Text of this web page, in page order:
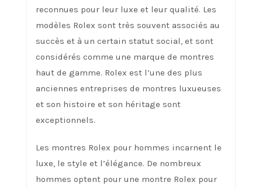
reconnues pour leur luxe et leur qualité. Les
modèles Rolex sont très souvent associés au
succès et à un certain statut social, et sont
considérés comme une marque de montres
haut de gamme. Rolex est l’une des plus
anciennes entreprises de montres luxueuses
et son histoire et son héritage sont
exceptionnels.
Les montres Rolex pour hommes incarnent le
luxe, le style et l’élégance. De nombreux
hommes optent pour une montre Rolex pour